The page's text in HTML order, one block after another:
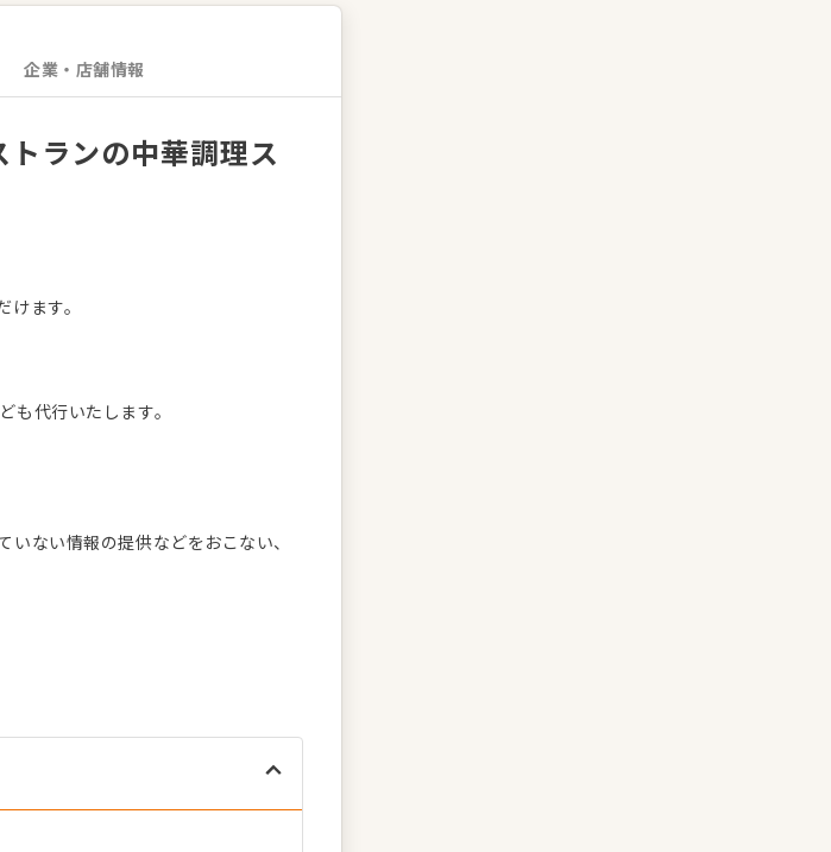
企業・店舗情報
ランの中華調理ス
ます。
も代行いたします。
ない情報の提供などをおこない、